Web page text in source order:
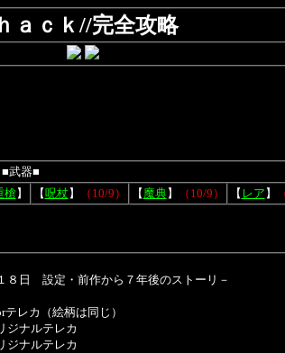
ａｃｋ//完全攻略
■武器■
槍 】 【呪杖】 （10/9） 【 魔典】 （10/9） 【 レア 】
日 設定・前作から７年後のストーリ－
カ（絵柄は同じ）
レカ
テレカ